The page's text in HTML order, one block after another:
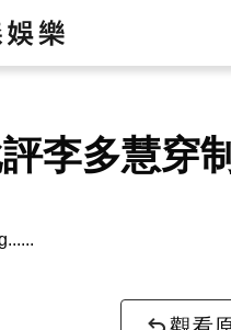
李多慧穿